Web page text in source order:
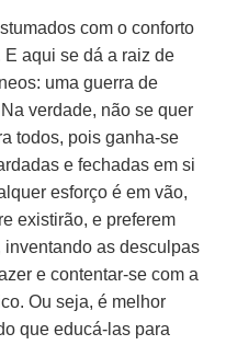
com o conforto
E aqui se dá a raiz de
uma guerra de
verdade, não se quer
todos, pois ganha-se
e fechadas em si
esforço é em vão,
existirão, e preferem
as desculpas
e contentar-se com a
Ou seja, é melhor
que educá-las para